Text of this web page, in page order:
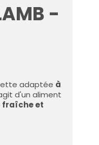
-
adaptée à
d'un aliment
fraîche et